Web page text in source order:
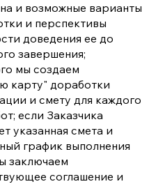
и возможные варианты
и перспективы
доведения ее до
завершения;
мы создаем
карту" доработки
и смету для каждого
если Заказчика
указанная смета и
график выполнения
заключаем
соглашение и